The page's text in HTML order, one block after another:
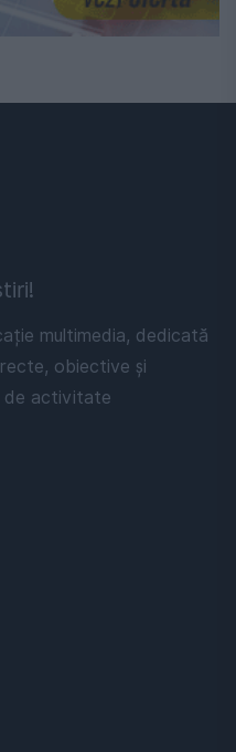
multimedia, dedicată
obiective și
de activitate